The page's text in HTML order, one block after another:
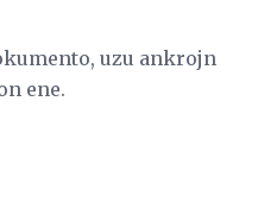
uzu ankrojn
ene.